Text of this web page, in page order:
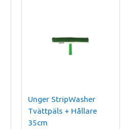
Unger StripWasher
Tvättpäls + Hållare
35cm